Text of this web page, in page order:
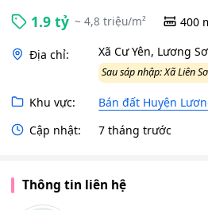
1.9 tỷ ~ 4,8 triệu/m² 400
Địa chỉ: Xã Cư Yên, Lương
Sau sáp nhập: Xã Liên
Khu vực:
Bán đất Huyện
Cập nhật:
7 tháng trước
Thông tin liên hệ